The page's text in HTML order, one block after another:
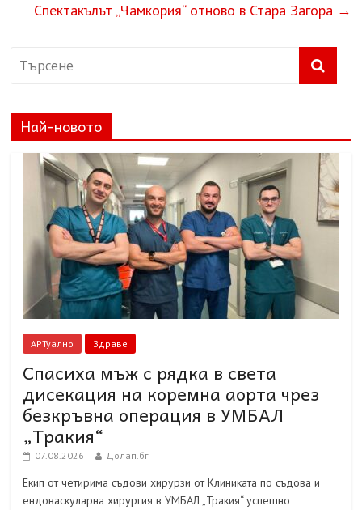
Спектакълът „Чамкория“ отново в Стара Загора →
Най-новото
АРТуално Здраве
Спасиха мъж с рядка в света
дисекация на коремна аорта чрез
безкръвна операция в УМБАЛ
„Тракия“
07.08.2026 Долап.бг
Екип от четирима съдови хирурзи от Клиниката по съдова и
ендоваскуларна хирургия в УМБАЛ „Тракия“ успешно